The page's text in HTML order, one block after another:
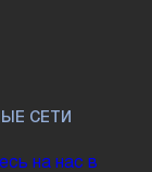
СЕТИ
на нас в